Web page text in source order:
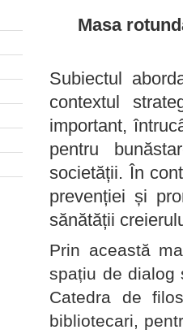
Masa
Subiectul
contextul
important,
pentru
societății. În
prevenției și
sănătății
Prin această
spațiu de dialog
Catedra de
bibliotecari,